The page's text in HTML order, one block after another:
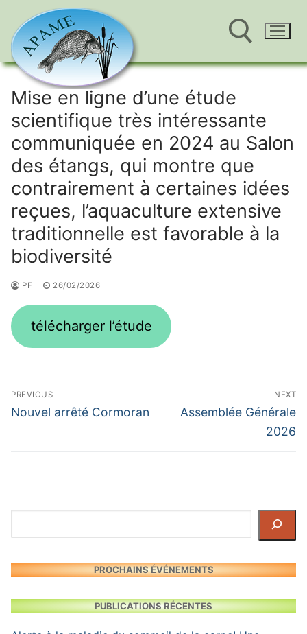
Aller
contenu
Mise en ligne d’une étude
scientifique très intéressante
communiquée en 2024 au Salon
des étangs, qui montre que
contrairement à certaines idées
reçues, l’aquaculture extensive
traditionnelle est favorable à la
biodiversité
PF 26/02/2026
télécharger l’étude
Navigation
de
PREVIOUS
Previous
Nouvel arrêté Cormoran
NEXT
Next
Assemblée Générale
2026
PROCHAINS ÉVÉNEMENTS
PUBLICATIONS RÉCENTES